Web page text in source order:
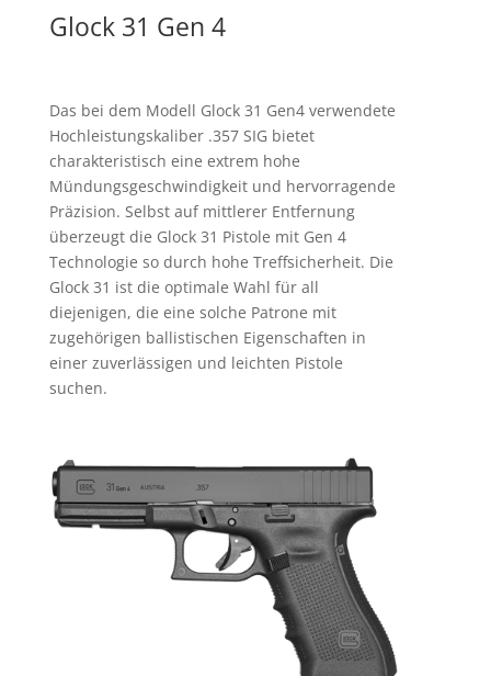
Glock 31 Gen 4
Das bei dem Modell Glock 31 Gen4 verwendete
Hochleistungskaliber .357 SIG bietet
charakteristisch eine extrem hohe
Mündungsgeschwindigkeit und hervorragende
Präzision. Selbst auf mittlerer Entfernung
überzeugt die Glock 31 Pistole mit Gen 4
Technologie so durch hohe Treffsicherheit. Die
Glock 31 ist die optimale Wahl für all
diejenigen, die eine solche Patrone mit
zugehörigen ballistischen Eigenschaften in
einer zuverlässigen und leichten Pistole
suchen.